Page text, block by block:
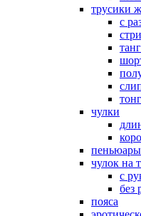
трусики
с
чулки
чулок на
с
без
пояса